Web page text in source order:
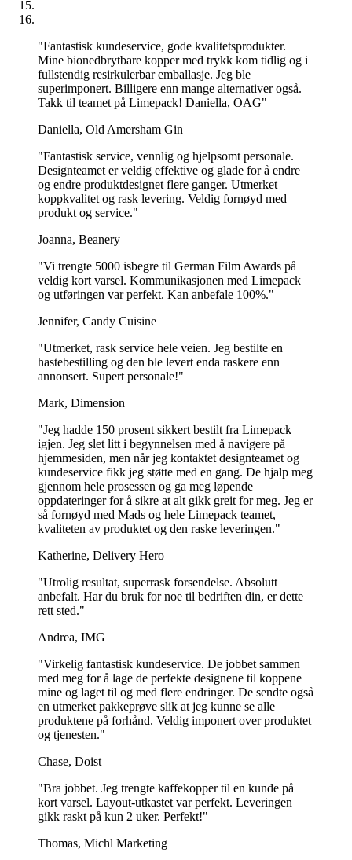
til å gjenkjenne enda, og derfor vil de fleste kommuner kreve at man
Dette vil si at begrene kan brytes ned under de rette miljøforholdene,
men vi anbefaler på det sterkeste at du resirkulerer dem på riktig
måte, og kaster dem i restavfallet slik at gjenvinningsstasjonene kan
håndtere dem på riktig måte.
Du kan alltids sjekke gjenvinningsprosessen med din lokale
gjenvinningsstasjon eller kommune.
Det er imidlertid ikke bare det miljøvennlige aspektet som gjør disse
koppene til noe helt spesielt.
De er også en visuell fryd, og gir deg muligheten til å vise frem
merkevarelogoen din på en levende og tiltalende måte, ettersom de
kan trykkes i hvilken som helst farge og med hvilket som helst
design du ønsker!
Disse iskrembegrene er ikke bare beholdere for det deilige produktet
ditt, de er også en vandrende reklame som viser merkevarens
identitet! Når kundene går rundt og nyter den forfriskende godbiten,
er logoen din synlig for alle.
Dette øker ikke bare merkevarens synlighet, men knytter også
merkevaren din til gleden og tilfredsstillelsen ved å nyte en
forfriskende gelato eller iskrem🥪.
Matte iskrembegre med logo: Perfekt for
en naturlig, jordnær estetikk
Hvis du er ute etter å markere deg og gjøre varemerket ditt mer
synlig, er matte iskrembegremed logo det perfekte valget!
De er laget av papir av høy kvalitet og er en unik og stilig måte å
servere iskrem på.
disse begrene kundene med å huske og gjenkjenne merkevaren din,
kundene.
Disse koppene passer til både små og store kvanta, avhengig av
både en liten og en stor porsjon iskrem, avhengig av kundens sult.
"Fantastisk kundeservice, gode kvalitetsprodukter.
Mine bionedbrytbare kopper med trykk kom tidlig og i
fullstendig resirkulerbar emballasje. Jeg ble
superimponert. Billigere enn mange alternativer også.
Takk til teamet på Limepack! Daniella, OAG"
Daniella, Old Amersham Gin
"Fantastisk service, vennlig og hjelpsomt personale.
Designteamet er veldig effektive og glade for å endre
og endre produktdesignet flere ganger. Utmerket
koppkvalitet og rask levering. Veldig fornøyd med
produkt og service."
Joanna, Beanery
"Vi trengte 5000 isbegre til German Film Awards på
veldig kort varsel. Kommunikasjonen med Limepack
og utføringen var perfekt. Kan anbefale 100%."
Jennifer, Candy Cuisine
"Utmerket, rask service hele veien. Jeg bestilte en
hastebestilling og den ble levert enda raskere enn
annonsert. Supert personale!"
Mark, Dimension
"Jeg hadde 150 prosent sikkert bestilt fra Limepack
igjen. Jeg slet litt i begynnelsen med å navigere på
hjemmesiden, men når jeg kontaktet designteamet og
kundeservice fikk jeg støtte med en gang. De hjalp meg
gjennom hele prosessen og ga meg løpende
oppdateringer for å sikre at alt gikk greit for meg. Jeg er
så fornøyd med Mads og hele Limepack teamet,
kvaliteten av produktet og den raske leveringen."
Katherine, Delivery Hero
"Utrolig resultat, superrask forsendelse. Absolutt
anbefalt. Har du bruk for noe til bedriften din, er dette
rett sted."
Andrea, IMG
"Virkelig fantastisk kundeservice. De jobbet sammen
med meg for å lage de perfekte designene til koppene
mine og laget til og med flere endringer. De sendte også
en utmerket pakkeprøve slik at jeg kunne se alle
produktene på forhånd. Veldig imponert over produktet
og tjenesten."
Chase, Doist
"Bra jobbet. Jeg trengte kaffekopper til en kunde på
kort varsel. Layout-utkastet var perfekt. Leveringen
gikk raskt på kun 2 uker. Perfekt!"
Thomas, Michl Marketing